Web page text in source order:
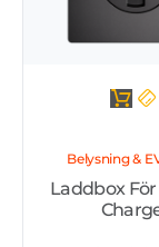
Belysning &
Laddbox För